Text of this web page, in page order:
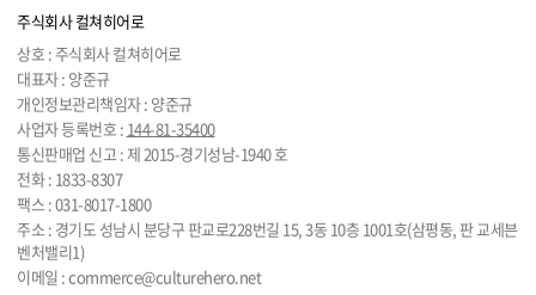
주식회사 컬쳐히어로
상호 : 주식회사 컬쳐히어로
대표자 : 양준규
개인정보관리책임자 : 양준규
사업자 등록번호 : 144-81-35400
통신판매업 신고 : 제 2015-경기성남-1940 호
전화 : 1833-8307
팩스 : 031-8017-1800
주소 : 경기도 성남시 분당구 판교로228번길 15, 3동 10층 1001호(삼평동, 판 교세븐
벤처밸리1)
이메일 :commerce@culturehero.net